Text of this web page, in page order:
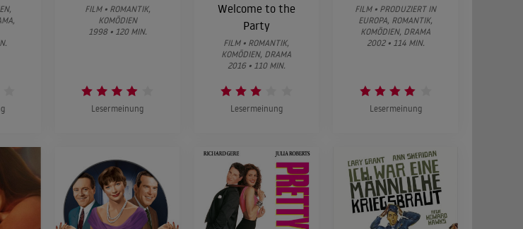
FILM • ROMANTIK,
KOMÖDIEN
1998 • 120 MIN.
Lesermeinung
Welcome to the
Party
FILM • ROMANTIK,
KOMÖDIEN, DRAMA
2016 • 110 MIN.
Lesermeinung
FILM • PRODUZIERT IN
EUROPA, ROMANTIK,
KOMÖDIEN, DRAMA
2002 • 114 MIN.
Lesermeinung